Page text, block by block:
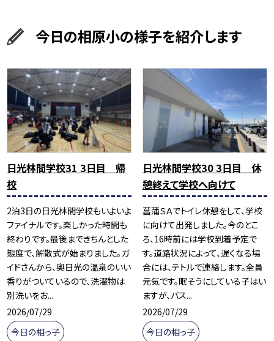
今日の相原小の様子を紹介します
日光林間学校31 3日目 帰
校
2泊3日の日光林間学校もいよいよ
ファイナルです。楽しかった時間も
終わりです。最後まできちんとした
態度で、解散式が始まりました。ガ
イドさんから、奥日光の温泉のいい
香りがついているので、洗濯物は
別洗いをお...
2026/07/29
今日の相っ子
日光林間学校30 3日目 休
憩終えて学校へ向けて
菖蒲ＳＡでトイレ休憩をして、学校
に向けて出発しました。今のとこ
ろ、16時前には学校到着予定で
す。道路状況によって、遅くなる場
合には、テトルで連絡します。全員
元気です。眠そうにしている子はい
ますが、バス...
2026/07/29
今日の相っ子